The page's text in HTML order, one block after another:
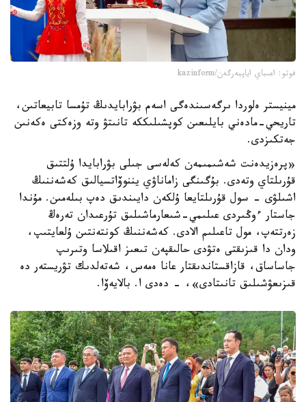
فوتو: اعىباي اياپبەرگەن/kazinform
مينيستر ەلوردا ىرگەسىندەگى اسەم بۋرابايدىڭ تۇمسا تابيعاتىن،
تاريحي-مادەني بايلىعىن كوپشىلىككە تانىتۋ وتە وزەكتى ەكەنىن
جەتكىزدى.
«پرەزيدەنت شەشىمىمەن كەلەسى جىلى بۋرابايدا ۇلتتىق
قۇرىلتاي وتەدى. بۇگىنگى زاماناۋي يننوۆاتسيالىق كەشەننىڭ
اشىلۋى - سول قۇرىلتايعا ۇلكەن دايىندىق دەپ بىلەمىن. مۇندا
جاستار ءوڭىردى عىلىمي-شىعارماشىلىق تۇرعىدان تەرەڭ
زەرتتەپ، مول تاعىلىم الادى. كەشەننىڭ كونتەنتىن ۇلعايتىپ،
ودان دا قىزىقتى ەتۋدى حالىقپەن تىعىز اقىلاسا وتىرىپ
جاساساق، قازاقستاندىقتار عانا ەمەس، شەتەلدىك تۋريستەر دە
قىزىعۋشىلىق تانىتادى»، - دەدى ا. بالايەۆا.